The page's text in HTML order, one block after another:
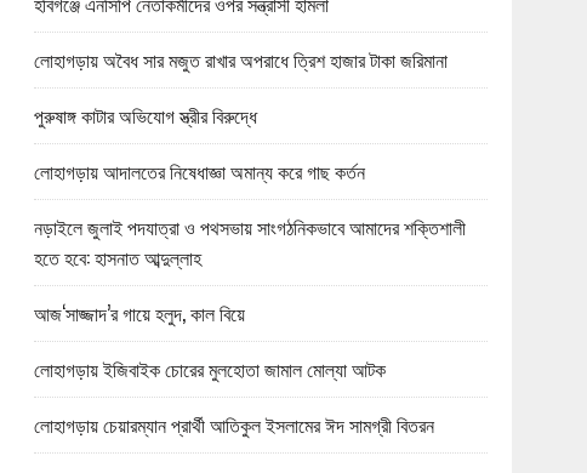
লোহাগড়ায় অবৈধ সার মজুত রাখার অপরাধে ত্রিশ হাজার টাকা জরিমানা
পুরুষাঙ্গ কাটার অভিযোগ স্ত্রীর বিরুদ্ধে
লোহাগড়ায় আদালতের নিষেধাজ্ঞা অমান্য করে গাছ কর্তন
নড়াইলে জুলাই পদযাত্রা ও পথসভায় সাংগঠনিকভাবে আমাদের শক্তিশালী
হতে হবে: হাসনাত আব্দুল্লাহ
আজ‘সাজ্জাদ’র গায়ে হলুদ, কাল বিয়ে
লোহাগড়ায় ইজিবাইক চোরের মুলহোতা জামাল মোল্যা আটক
লোহাগড়ায় চেয়ারম্যান প্রার্থী আতিকুল ইসলামের ঈদ সামগ্রী বিতরন